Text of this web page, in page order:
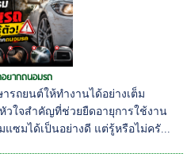
อยากถนอมรถ
รถยนต์ให้ทำงานได้อย่างเต็ม
วใจสำคัญที่ช่วยยืดอายุการใช้งาน
ซมได้เป็นอย่างดี แต่รู้หรือไม่ครั...